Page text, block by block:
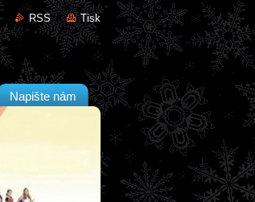
RSS Tisk
Napište nám